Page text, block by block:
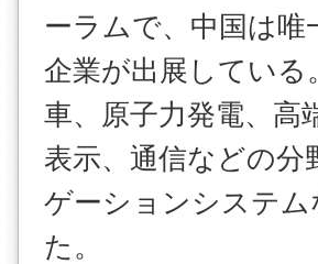
ーラムで、中国は
企業が出展している
車、原子力発電、高
表示、通信などの分
ゲーションシステ
た。